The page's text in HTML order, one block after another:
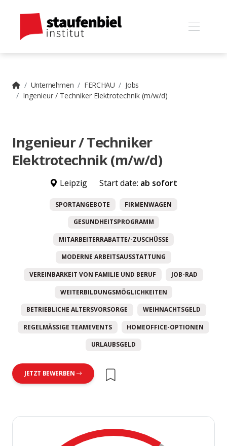
Unternehmen FERCHAU
Jobs
Ingenieur / Techniker Elektrotechnik (m/w/d)
Ingenieur / Techniker
Elektrotechnik (m/w/d)
Leipzig Start date: ab sofort
SPORTANGEBOTE FIRMENWAGEN
GESUNDHEITSPROGRAMM
MITARBEITERRABATTE/-ZUSCHÜSSE
MODERNE ARBEITSAUSSTATTUNG
VEREINBARKEIT VON FAMILIE UND BERUF JOB-RAD
WEITERBILDUNGSMÖGLICHKEITEN
BETRIEBLICHE ALTERSVORSORGE WEIHNACHTSGELD
REGELMÄSSIGE TEAMEVENTS HOMEOFFICE-OPTIONEN
URLAUBSGELD
JETZT BEWERBEN